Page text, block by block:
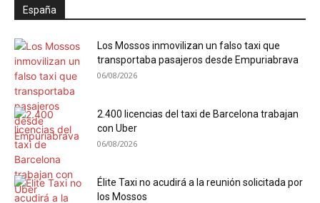
España
Los Mossos inmovilizan un falso taxi que
transportaba pasajeros desde Empuriabrava
06/08/2026
2.400 licencias del taxi de Barcelona trabajan
con Uber
06/08/2026
Élite Taxi no acudirá a la reunión solicitada por
los Mossos